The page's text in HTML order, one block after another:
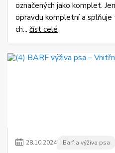
označených jako komplet.
opravdu kompletní a
ch... číst celé
28.10.2024 Barf a výživa psa